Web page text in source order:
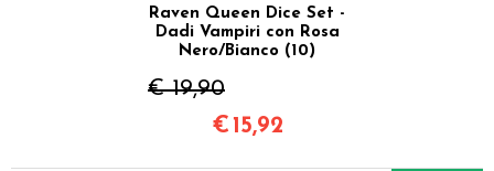
Raven Queen Dice Set -
Dadi Vampiri con Rosa
Nero/Bianco (10)
€ 19,90
€ 15,92